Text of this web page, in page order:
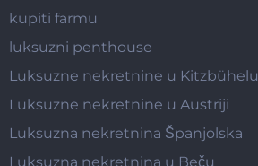
kupiti farmu
luksuzni penthouse
Luksuzne nekretnine u Kitzbühelu
Luksuzne nekretnine u Austriji
Luksuzna nekretnina Španjolska
Luksuzna nekretnina u Beču